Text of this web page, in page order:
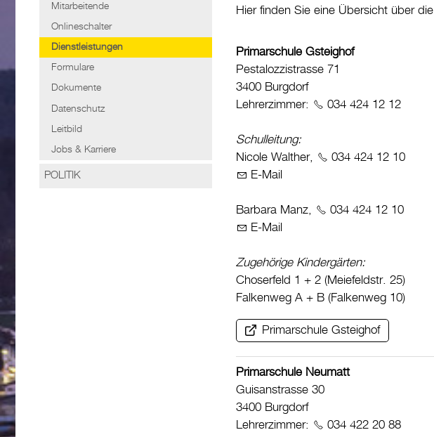
Mitarbeitende
Onlineschalter
Dienstleistungen
Formulare
Dokumente
Datenschutz
Leitbild
Jobs & Karriere
POLITIK
Hier finden Sie eine Übersicht über
Primarschule Gsteighof
Pestalozzistrasse 71
3400 Burgdorf
Lehrerzimmer:
034 424 12 12
Schulleitung:
Nicole Walther,
034 424 12 10
E-Mail
Barbara Manz,
034 424 12 10
E-Mail
Zugehörige Kindergärten:
Choserfeld 1 + 2 (Meiefeldstr. 25)
Falkenweg A + B (Falkenweg 10)
Primarschule Gsteighof
Primarschule Neumatt
Guisanstrasse 30
3400 Burgdorf
Lehrerzimmer:
034 422 20 88